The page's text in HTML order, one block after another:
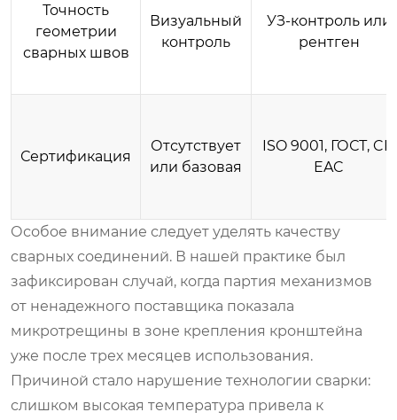
Точность
геометрии
сварных швов
Визуальный
контроль
УЗ-контроль или
рентген
Сертификация
Отсутствует
или базовая
ISO 9001, ГОСТ, CE,
EAC
Особое внимание следует уделять качеству
сварных соединений. В нашей практике был
зафиксирован случай, когда партия механизмов
от ненадежного поставщика показала
микротрещины в зоне крепления кронштейна
уже после трех месяцев использования.
Причиной стало нарушение технологии сварки:
слишком высокая температура привела к